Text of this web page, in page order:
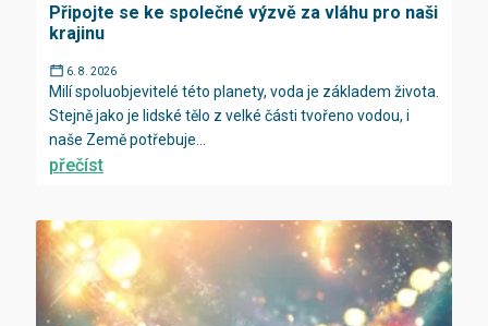
Připojte se ke společné výzvě za vláhu pro naši
krajinu
6. 8. 2026
Milí spoluobjevitelé této planety, voda je základem života.
Stejně jako je lidské tělo z velké části tvořeno vodou, i
naše Země potřebuje...
přečíst